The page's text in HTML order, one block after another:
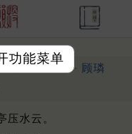
功能菜单
其一 明 · 顾璘
压水云。